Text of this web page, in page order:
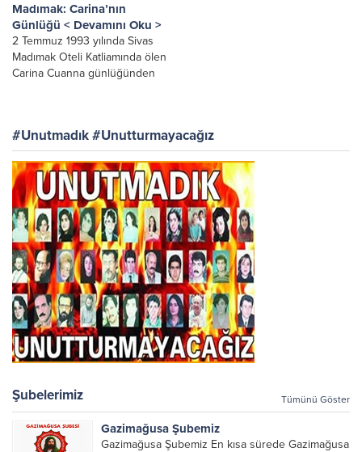
Madımak: Carina’nın
Günlüğü < Devamını Oku >
2 Temmuz 1993 yılında Sivas
Madımak Oteli Katliamında ölen
Carina Cuanna günlüğünden
#Unutmadık #Unutturmayacağız
Şubelerimiz Tümünü Göster
Gazimağusa Şubemiz
Gazimağusa Şubemiz En kısa sürede Gazimağusa